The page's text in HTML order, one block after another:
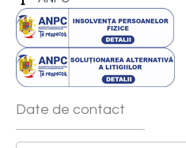
Date de contact